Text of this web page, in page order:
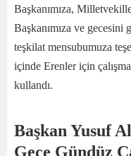
Başkanımıza,
Başkanımıza ve gecesini
teşkilat mensubumuza
içinde Erenler için
kullandı.
Başkan Yusuf
Gece Gündüz